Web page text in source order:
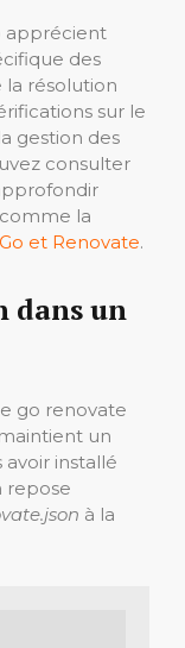
apprécient
des
la résolution
sur le
gestion des
consulter
la
et Renovate.
dans un
go renovate
un
installé
repose
à la